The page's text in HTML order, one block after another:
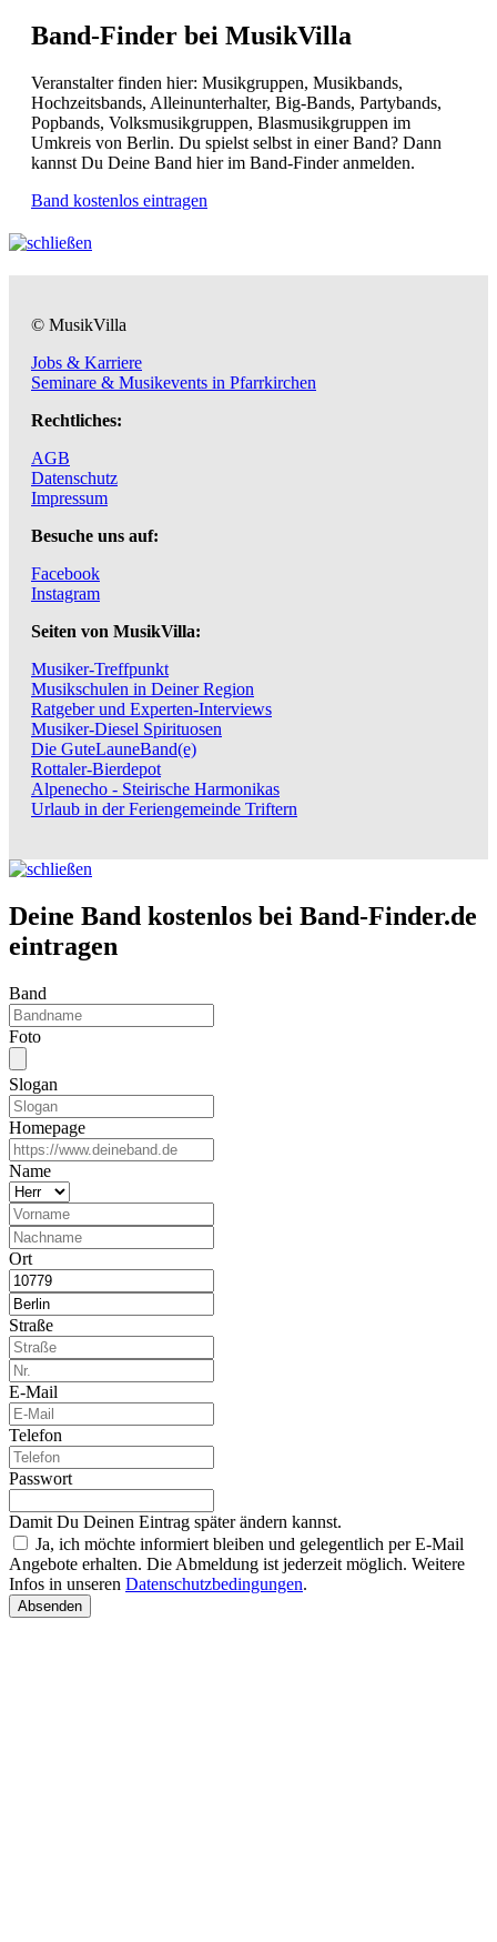
Band-Finder bei MusikVilla
Veranstalter finden hier: Musikgruppen, Musikbands,
Hochzeitsbands, Alleinunterhalter, Big-Bands, Partybands,
Popbands, Volksmusikgruppen, Blasmusikgruppen im
Umkreis von Berlin. Du spielst selbst in einer Band? Dann
kannst Du Deine Band hier im Band-Finder anmelden.
Band kostenlos eintragen
© MusikVilla
Jobs & Karriere
Seminare & Musikevents in Pfarrkirchen
Rechtliches:
AGB
Datenschutz
Impressum
Besuche uns auf:
Facebook
Instagram
Seiten von MusikVilla:
Musiker-Treffpunkt
Musikschulen in Deiner Region
Ratgeber und Experten-Interviews
Musiker-Diesel Spirituosen
Die GuteLauneBand(e)
Rottaler-Bierdepot
Alpenecho - Steirische Harmonikas
Urlaub in der Feriengemeinde Triftern
Deine Band kostenlos bei Band-Finder.de
eintragen
Band
Foto
Slogan
Homepage
Name
Ort
Straße
E-Mail
Telefon
Passwort
Damit Du Deinen Eintrag später ändern kannst.
Ja, ich möchte informiert bleiben und gelegentlich per E-Mail
Angebote erhalten. Die Abmeldung ist jederzeit möglich. Weitere
Infos in unseren Datenschutzbedingungen.
Absenden